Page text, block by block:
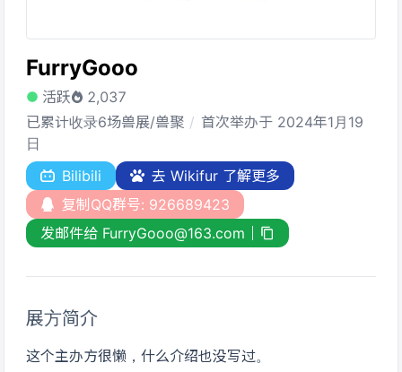
FurryGooo
活跃
2,037
已累计收录6场兽展/兽聚
首次举办于 2024年1月19
日
Bilibili
去 Wikifur 了解更多
复制QQ群号: 926689423
发邮件给 FurryGooo@163.com
展方简介
这个主办方很懒，什么介绍也没写过。